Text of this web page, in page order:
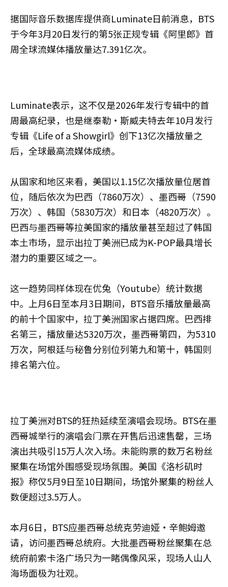
据国际音乐数据库提供商Luminate日前消息，BTS
于今年3月20日发行的第5张正规专辑《阿里郎》首
周全球流媒体播放量达7.391亿次。
Luminate表示，这不仅是2026年发行专辑中的首
周最高纪录，也是继泰勒·斯威夫特去年10月发行
专辑《Life of a Showgirl》创下13亿次播放量之
后，全球最高流媒体成绩。
从国家和地区来看，美国以1.15亿次播放量位居首
位，随后依次为巴西（7860万次）、墨西哥（7590
万次）、韩国（5830万次）和日本（4820万次）。
巴西与墨西哥等拉美国家的播放量甚至超过了韩国
本土市场，显示出拉丁美洲已成为K-POP最具增长
潜力的重要区域之一。
这一趋势同样体现在优兔（Youtube）统计数据
中。上月6日至本月3日期间，BTS音乐播放量最高
的前十个国家中，拉丁美洲国家占据四席。巴西排
名第三，播放量达5320万次，墨西哥第四，为5310
万次，阿根廷与秘鲁分别位列第九和第十，韩国则
排名第六位。
拉丁美洲对BTS的狂热延续至演唱会现场。BTS在墨
西哥城举行的演唱会门票在开售后迅速售罄，三场
演出共吸引15万人次入场。未能购票的数万名粉丝
聚集在场馆外围感受现场氛围。美国《洛杉矶时
报》称仅5月9日至10日期间，场馆外聚集的粉丝人
数便超过3.5万人。
本月6日，BTS应墨西哥总统克劳迪娅·辛鲍姆邀
请，访问墨西哥总统府。大批墨西哥粉丝聚集在总
统府前索卡洛广场只为一睹偶像风采，现场人山人
海场面极为壮观。